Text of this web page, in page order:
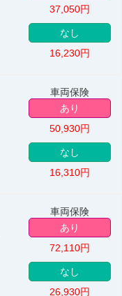
37,050円
なし
16,230円
車両保険
あり
50,930円
なし
16,310円
車両保険
あり
72,110円
なし
26,930円